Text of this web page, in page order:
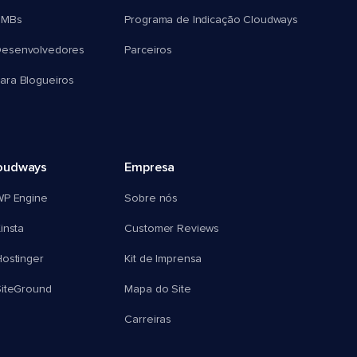
Blogueiros
Programa de Indicação Cloudways
Parceiros
Engine
Empresa
Sobre nós
Customer Reviews
Kit de Imprensa
Mapa do Site
Carreiras